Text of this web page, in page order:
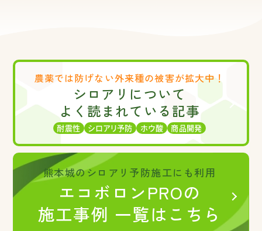
農薬では防げない外来種の被害が拡大中！
シロアリについて
よく読まれている記事
耐震性 シロアリ予防 ホウ酸 商品開発
熊本城のシロアリ予防施工にも利用
エコボロンPROの
施工事例 一覧はこちら